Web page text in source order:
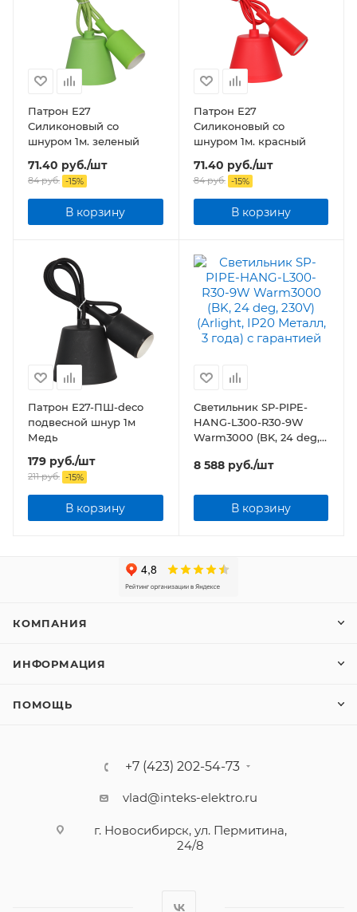
Патрон Е27
Силиконовый со
шнуром 1м. зеленый
71.40 руб./шт
84руб. -15%
В корзину
Патрон Е27
Силиконовый со
шнуром 1м. красный
71.40 руб./шт
84руб. -15%
В корзину
Патрон Е27-ПШ-deco
подвесной шнур 1м
Медь
179 руб./шт
211руб. -15%
В корзину
Светильник SP-PIPE-
HANG-L300-R30-9W
Warm3000 (BK, 24 deg,
Металл, 3 года)
8 588руб./шт
В корзину
КОМПАНИЯ
ИНФОРМАЦИЯ
ПОМОЩЬ
+7 (423) 202-54-73
vlad@inteks-elektro.ru
г. Новосибирск, ул. Пермитина,
24/8